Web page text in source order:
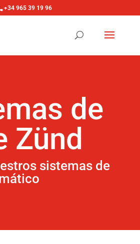
+34 965 39 19 96
de
Zünd
sistemas de